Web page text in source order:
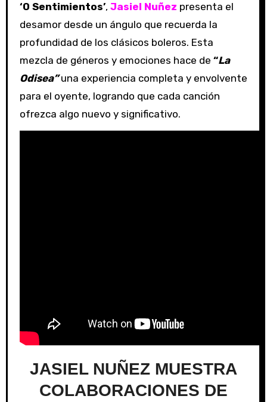
‘0 Sentimientos’, Jasiel Nuñez presenta el
desamor desde un ángulo que recuerda la
profundidad de los clásicos boleros. Esta
mezcla de géneros y emociones hace de “La
Odisea”una experiencia completa y envolvente
para el oyente, logrando que cada canción
ofrezca algo nuevo y significativo.
JASIEL NUÑEZ MUESTRA
COLABORACIONES DE